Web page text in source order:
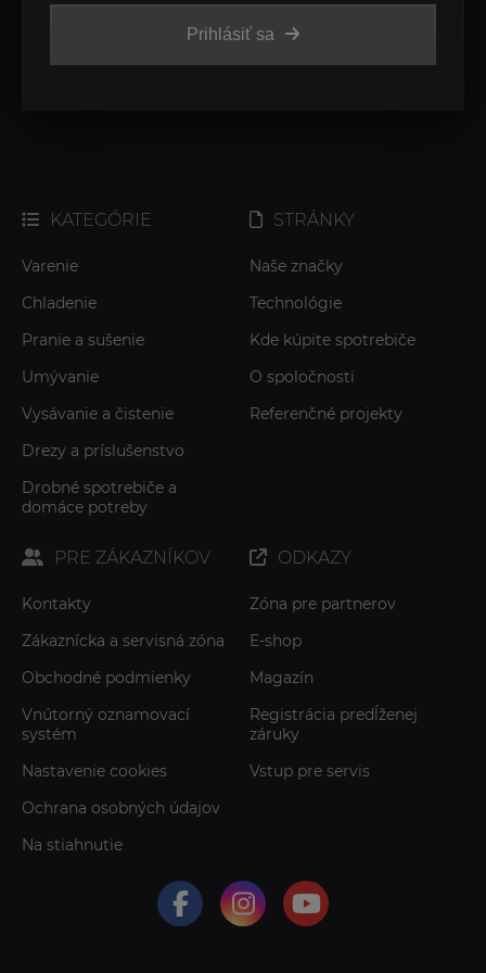
Prihlásiť sa
KATEGÓRIE
Varenie
Chladenie
Pranie a sušenie
Umývanie
Vysávanie a čistenie
Drezy a príslušenstvo
Drobné spotrebiče a
domáce potreby
STRÁNKY
Naše značky
Technológie
Kde kúpite spotrebiče
O spoločnosti
Referenčné projekty
PRE ZÁKAZNÍKOV
Kontakty
Zákaznícka a servisná zóna
Obchodné podmienky
Vnútorný oznamovací
systém
Nastavenie cookies
Ochrana osobných údajov
Na stiahnutie
ODKAZY
Zóna pre partnerov
E-shop
Magazín
Registrácia predĺženej
záruky
Vstup pre servis